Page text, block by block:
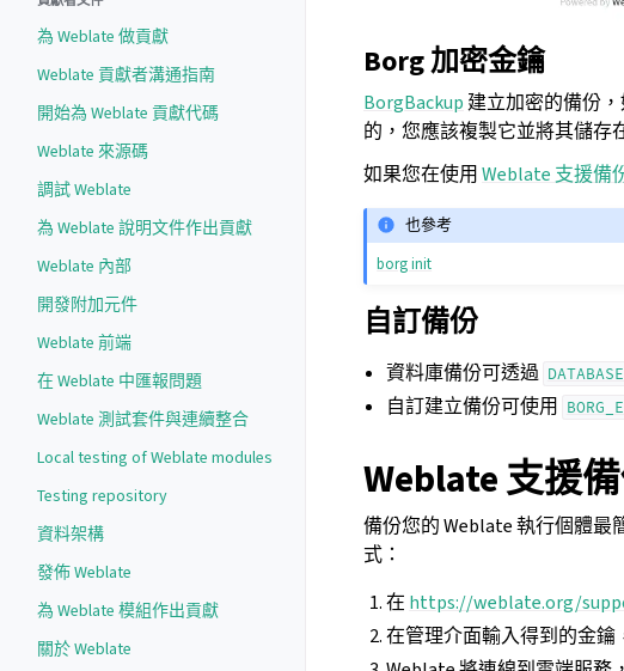
為 Weblate 做貢獻
Weblate 貢獻者溝通指南
開始為 Weblate 貢獻代碼
Weblate 來源碼
調試 Weblate
為 Weblate 說明文件作出貢獻
Weblate 內部
開發附加元件
Weblate 前端
在 Weblate 中匯報問題
Weblate 測試套件與連續整合
Local testing of Weblate modules
Testing repository
資料架構
發佈 Weblate
為 Weblate 模組作出貢獻
關於 Weblate
Borg 加密金鑰
BorgBackup 建立加密的備份
的，您應該複製它並將其儲存
如果您在使用 Weblate 支援備
也參考
borg init
自訂備份
資料庫備份可透過
自訂建立備份可使用
Weblate 支援
備份您的 Weblate 執行個體最
式：
在 https://weblate.org/
在管理介面輸入得到的金